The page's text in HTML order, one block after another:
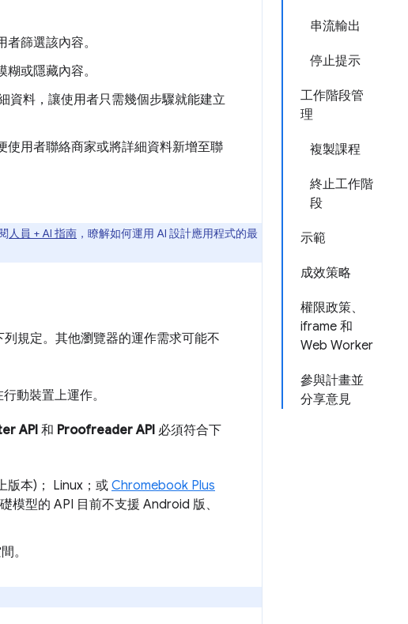
串流輸出
停止提示
工作階段管
理
複製課程
終止工作階
段
示範
成效策略
權限政策、
iframe 和
Web Worker
參與計畫並
分享意見
篩選該內容。
或隱藏內容。
資料，讓使用者只需幾個步驟就能建立
使用者聯絡商家或將詳細資料新增至聯
人員 + AI 指南 ，瞭解如何運用 AI 設計應用程式的最
規定。其他瀏覽器的運作需求可能不
動裝置上運作。
API 和 Proofreader API 必須符合下
版本)； Linux；或 Chromebook Plus
模型的 API 目前不支援 Android 版、
。